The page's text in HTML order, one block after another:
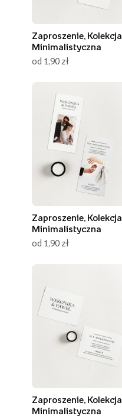
Zaproszenie, Kolekcja
Minimalistyczna
od 1,90 zł
Zaproszenie, Kolekcja
Minimalistyczna
od 1,90 zł
Zaproszenie, Kolekcja
Minimalistyczna